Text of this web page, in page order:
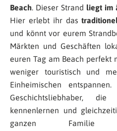
Beach. Dieser Strand liegt im
Hier erlebt ihr das
und könnt vor eurem
Märkten und Geschäften
euren Tag am Beach perfekt
weniger touristisch und
Einheimischen
Geschichtsliebhaber,
kennenlernen und
ganzen Familie